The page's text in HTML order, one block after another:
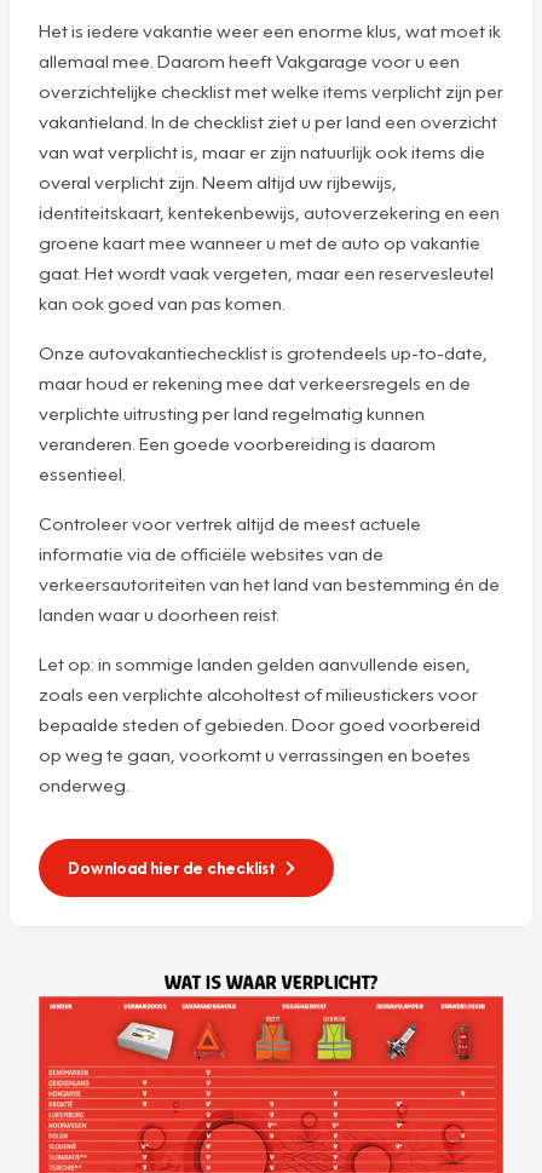
Het is iedere vakantie weer een enorme klus, wat moet ik
allemaal mee. Daarom heeft Vakgarage voor u een
overzichtelijke checklist met welke items verplicht zijn per
vakantieland. In de checklist ziet u per land een overzicht
van wat verplicht is, maar er zijn natuurlijk ook items die
overal verplicht zijn. Neem altijd uw rijbewijs,
identiteitskaart, kentekenbewijs, autoverzekering en een
groene kaart mee wanneer u met de auto op vakantie
gaat. Het wordt vaak vergeten, maar een reservesleutel
kan ook goed van pas komen.
Onze autovakantiechecklist is grotendeels up-to-date,
maar houd er rekening mee dat verkeersregels en de
verplichte uitrusting per land regelmatig kunnen
veranderen. Een goede voorbereiding is daarom
essentieel.
Controleer voor vertrek altijd de meest actuele
informatie via de officiële websites van de
verkeersautoriteiten van het land van bestemming én de
landen waar u doorheen reist.
Let op: in sommige landen gelden aanvullende eisen,
zoals een verplichte alcoholtest of milieustickers voor
bepaalde steden of gebieden. Door goed voorbereid
op weg te gaan, voorkomt u verrassingen en boetes
onderweg.
Download hier de checklist